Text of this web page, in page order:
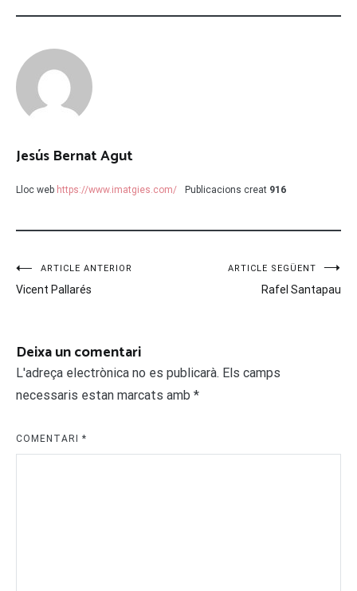
Jesús Bernat Agut
Lloc web https://www.imatgies.com/ Publicacions creat 916
Navegació
d'entrades
ARTICLE ANTERIOR
Vicent Pallarés
ARTICLE SEGÜENT
Rafel Santapau
Deixa un comentari
L'adreça electrònica no es publicarà. Els camps
necessaris estan marcats amb *
COMENTARI *